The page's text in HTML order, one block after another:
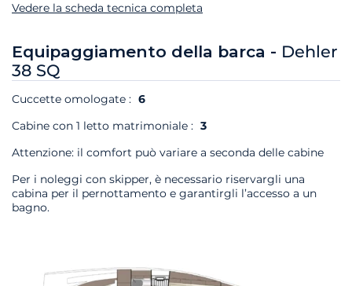
Vedere la scheda tecnica completa
Equipaggiamento della barca - Dehler
38 SQ
Cuccette omologate : 6
Cabine con 1 letto matrimoniale : 3
Attenzione: il comfort può variare a seconda delle cabine
Per i noleggi con skipper, è necessario riservargli una
cabina per il pernottamento e garantirgli l’accesso a un
bagno.